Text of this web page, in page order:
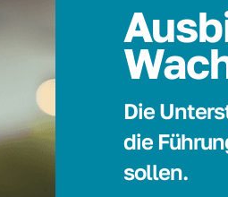
Die
die
sollen.